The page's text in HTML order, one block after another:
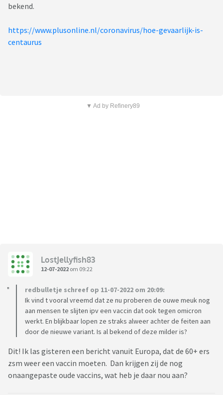
bekend.
https://www.plusonline.nl/coronavirus/hoe-gevaarlijk-is-
centaurus
▼ Ad by Refinery89
LostJellyfish83
12-07-2022 om 09:22
redbulletje schreef op 11-07-2022 om 20:09:
Ik vind t vooral vreemd dat ze nu proberen de ouwe meuk nog
aan mensen te slijten ipv een vaccin dat ook tegen omicron
werkt. En blijkbaar lopen ze straks alweer achter de feiten aan
door de nieuwe variant. Is al bekend of deze milder is?
Dit! Ik las gisteren een bericht vanuit Europa, dat de 60+ ers
zsm weer een vaccin moeten. Dan krijgen zij de nog
onaangepaste oude vaccins, wat heb je daar nou aan?